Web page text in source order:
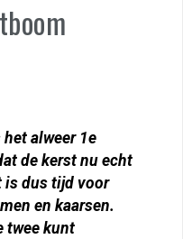
alweer 1e
de kerst nu echt
is dus tijd voor
en kaarsen.
twee kunt